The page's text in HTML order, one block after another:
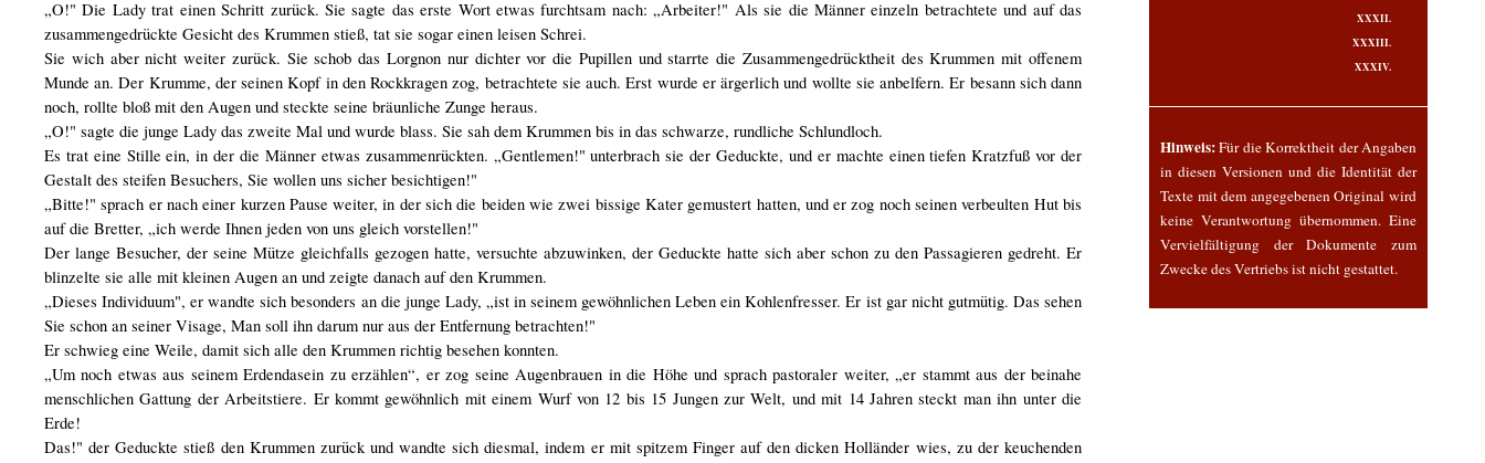
„O!" Die Lady trat einen Schritt zurück. Sie sagte das erste Wort etwas furchtsam nach: „Arbeiter!" Als sie die Männer einzeln betrachtete und auf das
zusammengedrückte Gesicht des Krummen stieß, tat sie sogar einen leisen Schrei.
Sie wich aber nicht weiter zurück. Sie schob das Lorgnon nur dichter vor die Pupillen und starrte die Zusammengedrücktheit des Krummen mit offenem
Munde an. Der Krumme, der seinen Kopf in den Rockkragen zog, betrachtete sie auch. Erst wurde er ärgerlich und wollte sie anbelfern. Er besann sich dann
noch, rollte bloß mit den Augen und steckte seine bräunliche Zunge heraus.
„O!" sagte die junge Lady das zweite Mal und wurde blass. Sie sah dem Krummen bis in das schwarze, rundliche Schlundloch.
Es trat eine Stille ein, in der die Männer etwas zusammenrückten. „Gentlemen!" unterbrach sie der Geduckte, und er machte einen tiefen Kratzfuß vor der
Gestalt des steifen Besuchers, Sie wollen uns sicher besichtigen!"
„Bitte!" sprach er nach einer kurzen Pause weiter, in der sich die beiden wie zwei bissige Kater gemustert hatten, und er zog noch seinen verbeulten Hut bis
auf die Bretter, „ich werde Ihnen jeden von uns gleich vorstellen!"
Der lange Besucher, der seine Mütze gleichfalls gezogen hatte, versuchte abzuwinken, der Geduckte hatte sich aber schon zu den Passagieren gedreht. Er
blinzelte sie alle mit kleinen Augen an und zeigte danach auf den Krummen.
„Dieses Individuum", er wandte sich besonders an die junge Lady, „ist in seinem gewöhnlichen Leben ein Kohlenfresser. Er ist gar nicht gutmütig. Das sehen
Sie schon an seiner Visage, Man soll ihn darum nur aus der Entfernung betrachten!"
Er schwieg eine Weile, damit sich alle den Krummen richtig besehen konnten.
„Um noch etwas aus seinem Erdendasein zu erzählen“, er zog seine Augenbrauen in die Höhe und sprach pastoraler weiter, „er stammt aus der beinahe
menschlichen Gattung der Arbeitstiere. Er kommt gewöhnlich mit einem Wurf von 12 bis 15 Jungen zur Welt, und mit 14 Jahren steckt man ihn unter die
Erde!
Das!" der Geduckte stieß den Krummen zurück und wandte sich diesmal, indem er mit spitzem Finger auf den dicken Holländer wies, zu der keuchenden
XXXII.
XXXIII.
XXXIV.
Hinweis:Für die Korrektheit der Angaben
in diesen Versionen und die Identität der
Texte mit dem angegebenen Original wird
keine Verantwortung übernommen. Eine
Vervielfältigung der Dokumente zum
Zwecke des Vertriebs ist nicht gestattet.